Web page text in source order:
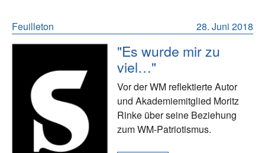
28. Juni 2018
Feuilleton
"Es wurde mir zu
viel…"
Vor der WM reflektierte Autor
und Akademiemitglied Moritz
Rinke über seine Beziehung
zum WM-Patriotismus.